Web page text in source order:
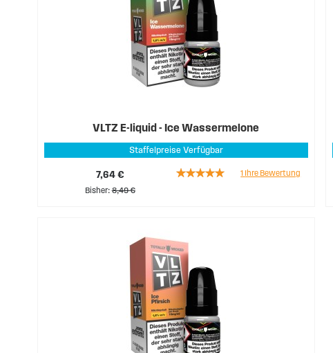
VLTZ E-liquid - Ice Wassermelone
Staffelpreise Verfügbar
7,64 €
Bisher 8,49 €
Rating:
1 Ihre Bewertung